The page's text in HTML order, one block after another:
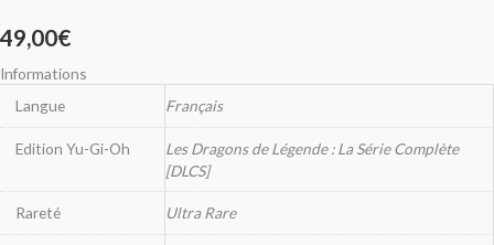
49,00€
Informations
Langue
Français
Edition Yu-Gi-Oh
Les Dragons de Légende : La Série Complète
[DLCS]
Rareté Ultra Rare